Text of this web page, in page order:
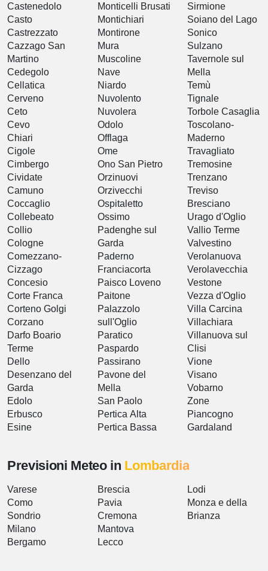
Castenedolo
Casto
Castrezzato
Cazzago San
Martino
Cedegolo
Cellatica
Cerveno
Ceto
Cevo
Chiari
Cigole
Cimbergo
Cividate
Camuno
Coccaglio
Collebeato
Collio
Cologne
Comezzano-
Cizzago
Concesio
Corte Franca
Corteno Golgi
Corzano
Darfo Boario
Terme
Dello
Desenzano del
Garda
Edolo
Erbusco
Esine
Monticelli Brusati
Montichiari
Montirone
Mura
Muscoline
Nave
Niardo
Nuvolento
Nuvolera
Odolo
Offlaga
Ome
Ono San Pietro
Orzinuovi
Orzivecchi
Ospitaletto
Ossimo
Padenghe sul
Garda
Paderno
Franciacorta
Paisco Loveno
Paitone
Palazzolo
sull'Oglio
Paratico
Paspardo
Passirano
Pavone del
Mella
San Paolo
Pertica Alta
Pertica Bassa
Sirmione
Soiano del Lago
Sonico
Sulzano
Tavernole sul
Mella
Temù
Tignale
Torbole Casaglia
Toscolano-
Maderno
Travagliato
Tremosine
Trenzano
Treviso
Bresciano
Urago d'Oglio
Vallio Terme
Valvestino
Verolanuova
Verolavecchia
Vestone
Vezza d'Oglio
Villa Carcina
Villachiara
Villanuova sul
Clisi
Vione
Visano
Vobarno
Zone
Piancogno
Gardaland
Previsioni Meteo in Lombardia
Varese
Como
Sondrio
Milano
Bergamo
Brescia
Pavia
Cremona
Mantova
Lecco
Lodi
Monza e della
Brianza